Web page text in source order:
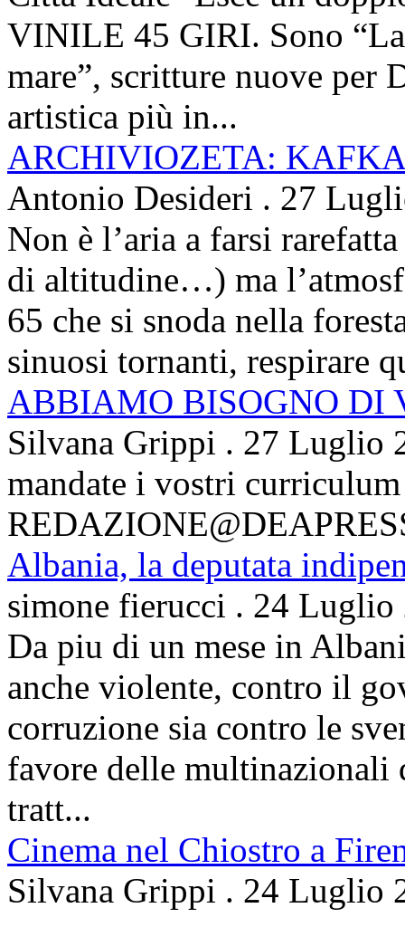
VINILE 45 GIRI. Sono
mare”, scritture nuove per
artistica più in...
ARCHIVIOZETA:
Antonio Desideri . 27
Non è l’aria a farsi
di altitudine…) ma
65 che si snoda nella
sinuosi tornanti, respirare
ABBIAMO BISOGNO DI
Silvana Grippi . 27 Luglio
mandate i vostri
Albania, la deputata
simone fierucci . 24 Luglio
Da piu di un mese in
anche violente, contro il
corruzione sia contro le
favore delle multinazionali
tratt...
Cinema nel Chiostro a
Silvana Grippi . 24 Luglio